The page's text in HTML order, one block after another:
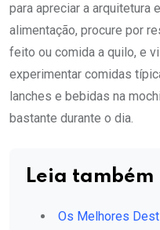
para apreciar a arquitetura
alimentação, procure por
feito ou comida a quilo, e
experimentar comidas
lanches e bebidas na
bastante durante o dia.
Leia também
Os Melhores